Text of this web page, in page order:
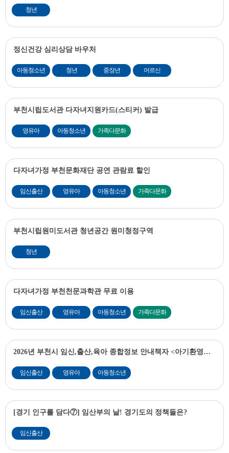
청년
정신건강 심리상담 바우처
아동청소년 청년 중장년 어르신
부천시립도서관 다자녀지원카드(스티커) 발급
영유아 아동청소년 가족다문화
다자녀가정 부천문화재단 공연 관람료 할인
임신출산 영유아 아동청소년 가족다문화
부천시립원미도서관 청년공간 원미청정구역
청년
다자녀가정 부천천문과학관 무료 이용
임신출산 영유아 아동청소년 가족다문화
2026년 부천시 임신,출산,육아 종합정보 안내책자 <아기환영부
임신출산 영유아 아동청소년
[경기 인구를 담다⑦] 임산부의 날! 경기도의 정책들은?
임신출산